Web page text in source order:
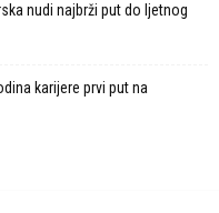
nudi najbrži put do ljetnog
karijere prvi put na